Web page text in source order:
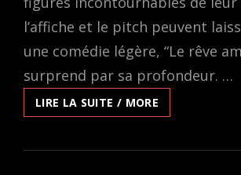
l’affiche et le pitch peuvent
une comédie légère, “Le rêve
surprend par sa profondeur. …
LIRE LA SUITE / MORE
:
RÊVE